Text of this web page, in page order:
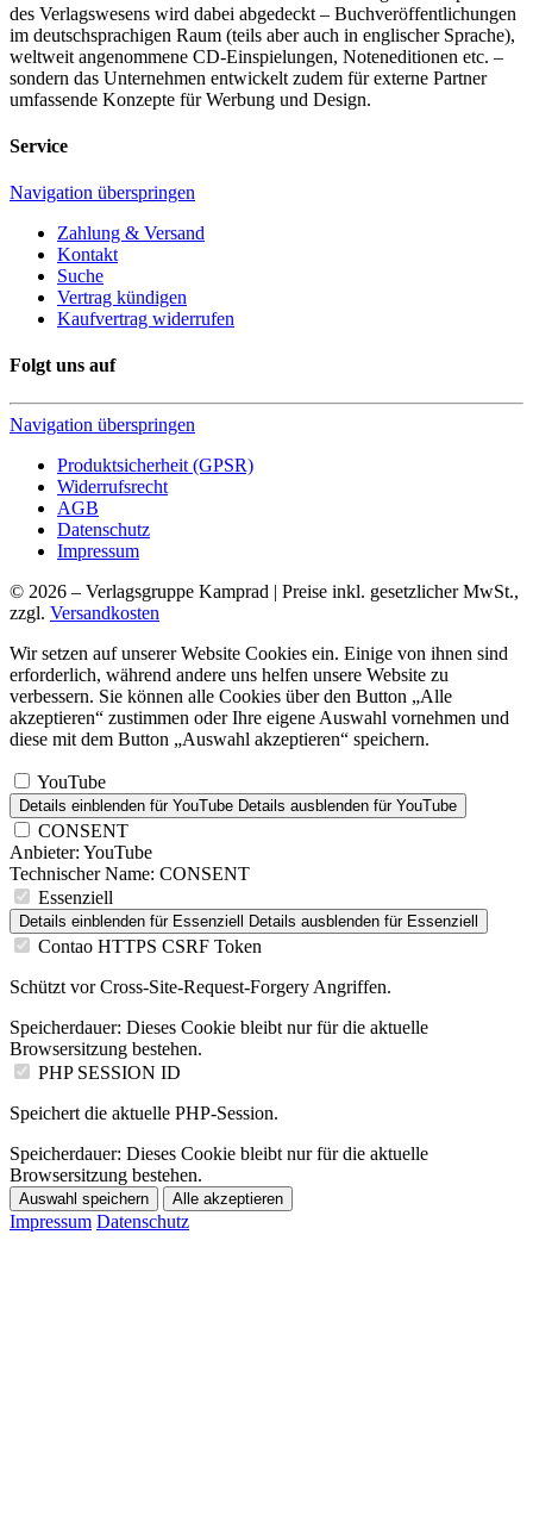
des Verlagswesens wird dabei abgedeckt – Buchveröffentlichungen
im deutschsprachigen Raum (teils aber auch in englischer Sprache),
weltweit angenommene CD-Einspielungen, Noteneditionen etc. –
sondern das Unternehmen entwickelt zudem für externe Partner
umfassende Konzepte für Werbung und Design.
Service
Navigation überspringen
Zahlung & Versand
Kontakt
Suche
Vertrag kündigen
Kaufvertrag widerrufen
Folgt uns auf
Navigation überspringen
Produktsicherheit (GPSR)
Widerrufsrecht
AGB
Datenschutz
Impressum
© 2026 – Verlagsgruppe Kamprad | Preise inkl. gesetzlicher MwSt.,
zzgl. Versandkosten
Wir setzen auf unserer Website Cookies ein. Einige von ihnen sind
erforderlich, während andere uns helfen unsere Website zu
verbessern. Sie können alle Cookies über den Button „Alle
akzeptieren“ zustimmen oder Ihre eigene Auswahl vornehmen und
diese mit dem Button „Auswahl akzeptieren“ speichern.
YouTube
Details einblenden für YouTube Details ausblenden für YouTube
CONSENT
Anbieter: YouTube
Technischer Name: CONSENT
Essenziell
Details einblenden für Essenziell Details ausblenden für Essenziell
Contao HTTPS CSRF Token
Schützt vor Cross-Site-Request-Forgery Angriffen.
Speicherdauer: Dieses Cookie bleibt nur für die aktuelle
Browsersitzung bestehen.
PHP SESSION ID
Speichert die aktuelle PHP-Session.
Speicherdauer: Dieses Cookie bleibt nur für die aktuelle
Browsersitzung bestehen.
Auswahl speichern Alle akzeptieren
Impressum Datenschutz